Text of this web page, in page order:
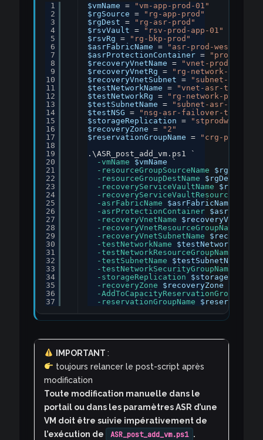
1
2
3
4
5
6
7
8
9
10
11
12
13
14
15
16
17
18
19
20
21
22
23
24
25
26
27
28
29
30
31
32
33
34
35
36
37
$vmName =
"vm-app-prod-01"
$rgSource =
"rg-app-prod"
$rgDest =
"rg-asr-prod"
$rsvVault =
"rsv-prod-app-01"
$rsvRg =
"rg-bkp-prod"
$asrFabricName =
"asr-prod-
$asrProtectionContainer =
"prod-1-
$recoveryVnetName =
"vnet-prod"
$recoveryVnetRg =
"rg-network-prod"
$recoveryVnetSubnet =
"subnet-app"
$testNetworkName =
"vnet-asr-test"
$testNetworkRg =
"rg-network-prod"
$testSubnetName =
"subnet-asr-test"
$testNSG =
"nsg-asr-failover-test"
$storageReplication =
$recoveryZone =
"2"
$reservationGroupName =
"crg-prod-
.\ASR_post_add_vm.ps1 `
-vmName
$vmName
`
-resourceGroupSourceName
$rgSource
-resourceGroupDestName
$rgDest
-recoveryServiceVaultName
$rsvVault
-
-asrFabricName
$asrFabricName
-asrProtectionContainer
-recoveryVnetName
$recoveryVnetName
-recoveryVnetResourceGroupName
-recoveryVnetSubnetName
-testNetworkName
$testNetworkName
-testNetworkResourceGroupName
-testSubnetName
$testSubnetName
-testNetworkSecurityGroupName
-storageReplication
-recoveryZone
$recoveryZone
-AddToCapacityReservationGroup
-reservationGroupName
IMPORTANT :
toujours relancer le post-script après
modification
Toute modification manuelle dans le
portail ou dans les paramètres ASR d’une
VM doit être suivie impérativement de
l’exécution de
ASR_post_add_vm.ps1 .